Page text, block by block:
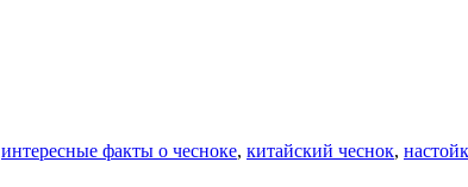
интересные факты о чесноке, китайский чеснок,